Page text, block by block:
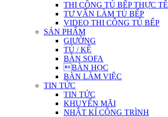
THI CÔNG TỦ BẾP THỰC TẾ
TƯ VẤN LÀM TỦ BẾP
VIDEO THI CÔNG TỦ BẾP
SẢN PHẨM
GIƯỜNG
TỦ / KỆ
BÀN SOFA
BÀN HỌC
BÀN LÀM VIỆC
TIN TỨC
TIN TỨC
KHUYẾN MÃI
NHẬT KÍ CÔNG TRÌNH